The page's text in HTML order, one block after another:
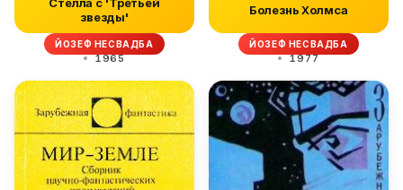
звезды'
ЙОЗЕФ НЕСВАДБА
1965
Болезнь Холмса
ЙОЗЕФ НЕСВАДБА
1977